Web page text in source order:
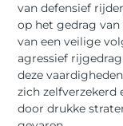
van defensief
op het gedrag
van een veilige
agressief
deze
zich zelfverzekerd
door drukke